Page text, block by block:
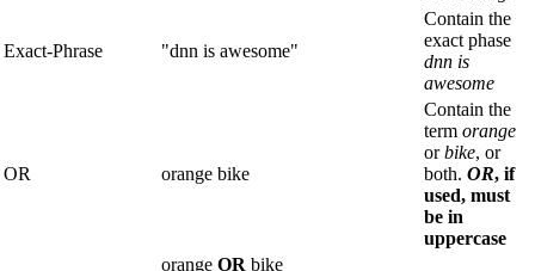
Exact-Phrase "dnn is awesome"
Contain the
exact phase
dnn is
awesome
OR orange bike
Contain the
term orange
orbike, or
both. OR, if
used, must
be in
uppercase
orange OR bike